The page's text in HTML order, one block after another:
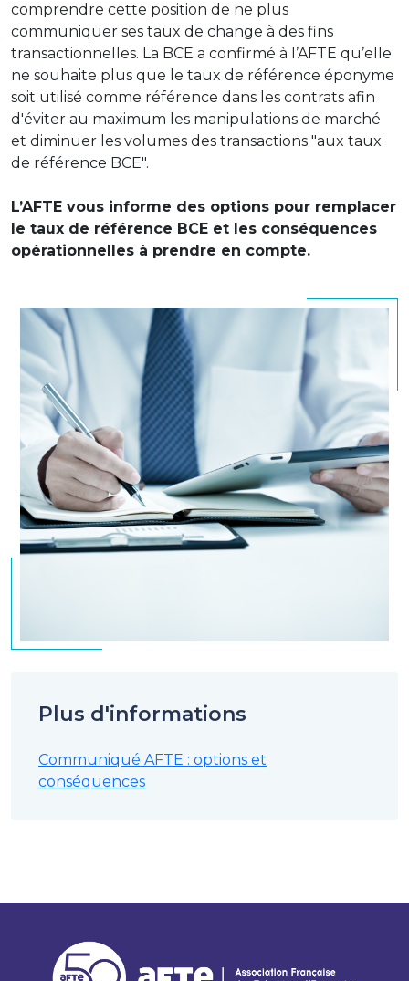
comprendre cette position de ne plus
communiquer ses taux de change à des fins
transactionnelles. La BCE a confirmé à l’AFTE qu’elle
ne souhaite plus que le taux de référence éponyme
soit utilisé comme référence dans les contrats afin
d'éviter au maximum les manipulations de marché
et diminuer les volumes des transactions "aux taux
de référence BCE".
L’AFTE vous informe des options pour remplacer
le taux de référence BCE et les conséquences
opérationnelles à prendre en compte.
Plus d'informations
Communiqué AFTE : options et
conséquences